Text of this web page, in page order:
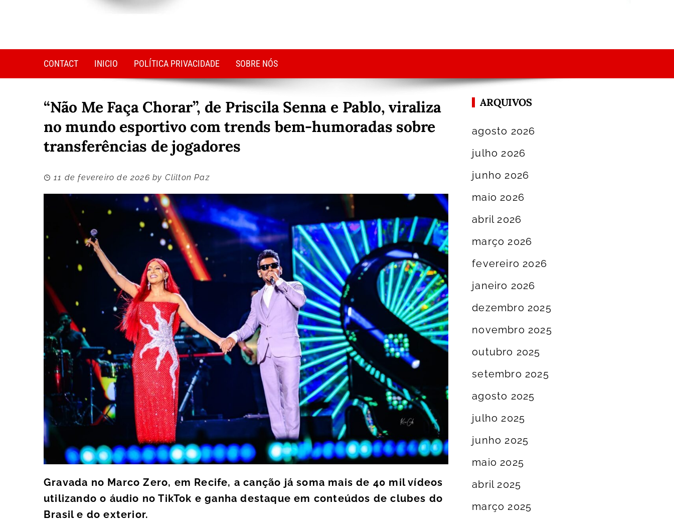
CONTACT INICIO POLÍTICA PRIVACIDADE SOBRE NÓS
“Não Me Faça Chorar”, de Priscila Senna e Pablo, viraliza
no mundo esportivo com trends bem-humoradas sobre
transferências de jogadores
11 de fevereiro de 2026 by Clilton Paz
Gravada no Marco Zero, em Recife, a canção já soma mais de 40 mil vídeos
utilizando o áudio no TikTok e ganha destaque em conteúdos de clubes do
Brasil e do exterior.
ARQUIVOS
agosto 2026
julho 2026
junho 2026
maio 2026
abril 2026
março 2026
fevereiro 2026
janeiro 2026
dezembro 2025
novembro 2025
outubro 2025
setembro 2025
agosto 2025
julho 2025
junho 2025
maio 2025
abril 2025
março 2025